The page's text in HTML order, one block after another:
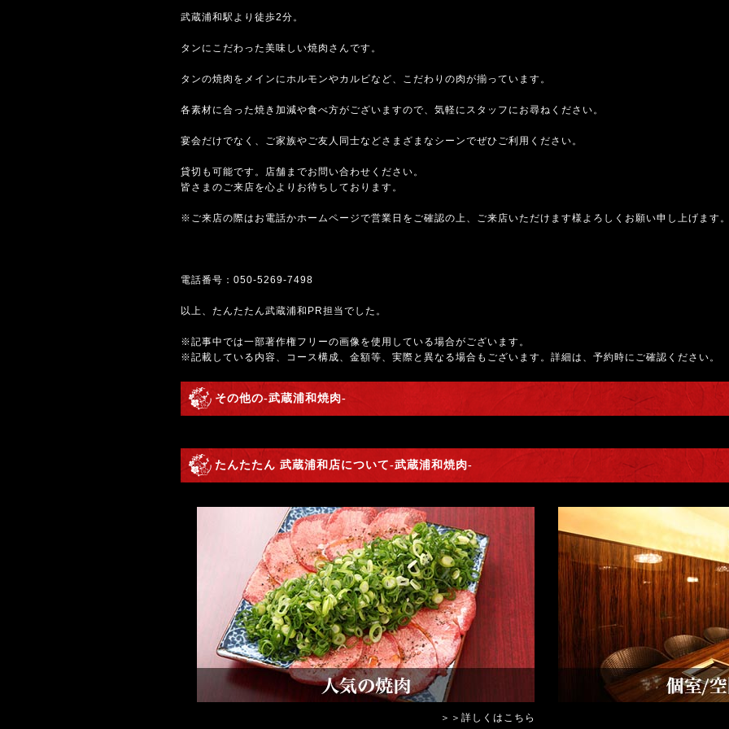
武蔵浦和駅より徒歩2分。
タンにこだわった美味しい焼肉さんです。
タンの焼肉をメインにホルモンやカルビなど、こだわりの肉が揃っています。
各素材に合った焼き加減や食べ方がございますので、気軽にスタッフにお尋ねください。
宴会だけでなく、ご家族やご友人同士などさまざまなシーンでぜひご利用ください。
貸切も可能です。店舗までお問い合わせください。
皆さまのご来店を心よりお待ちしております。
※ご来店の際はお電話かホームページで営業日をご確認の上、ご来店いただけます様よろしくお願い申し上げます
電話番号： 050-5269-7498
以上、たんたたん武蔵浦和PR担当でした。
※記事中では一部著作権フリーの画像を使用している場合がございます。
※記載している内容、コース構成、金額等、実際と異なる場合もございます。詳細は、予約時にご確認ください。
その他の-武蔵浦和焼肉-
たんたたん 武蔵浦和店について-武蔵浦和焼肉-
＞＞詳しくはこちら